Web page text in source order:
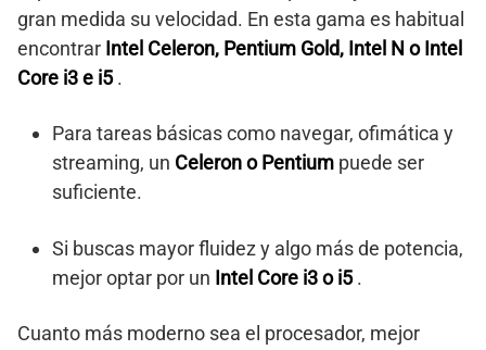
gran medida su velocidad. En esta gama es habitual
encontrar Intel Celeron, Pentium Gold, Intel N o Intel
Core i3 e i5.
Para tareas básicas como navegar, ofimática y
streaming, un Celeron o Pentium puede ser
suficiente.
Si buscas mayor fluidez y algo más de potencia,
mejor optar por un Intel Core i3 o i5.
Cuanto más moderno sea el procesador, mejor